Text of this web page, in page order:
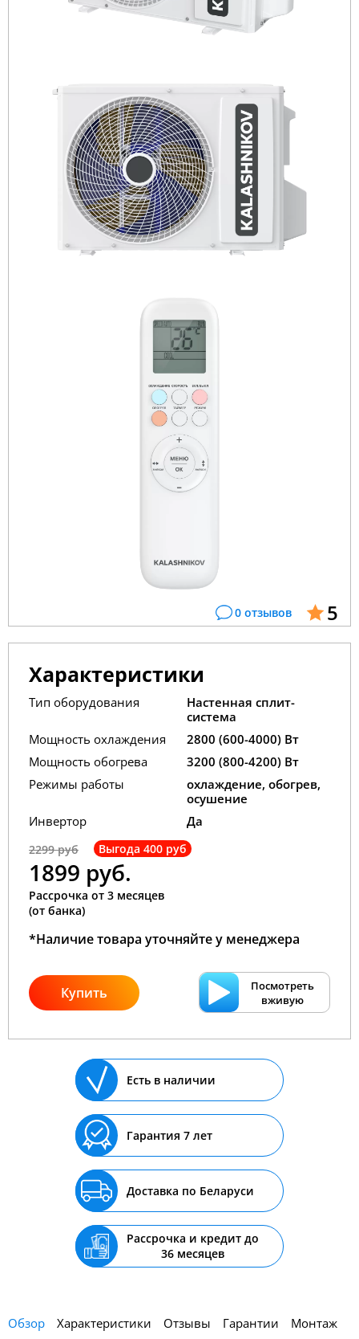
0 отзывов 5
Характеристики
Тип оборудования
Настенная сплит-
система
Мощность охлаждения
2800 (600-4000) Вт
Мощность обогрева
3200 (800-4200) Вт
Режимы работы
охлаждение, обогрев,
осушение
Инвертор
Да
2299 руб Выгода 400 руб
1899 руб.
Рассрочка от 3 месяцев
(от банка)
*Наличие товара уточняйте у менеджера
Купить
Посмотреть
вживую
Есть в наличии
Гарантия 7 лет
Доставка по Беларуси
Рассрочка и кредит до
36 месяцев
Обзор Характеристики Отзывы Гарантии Монтаж